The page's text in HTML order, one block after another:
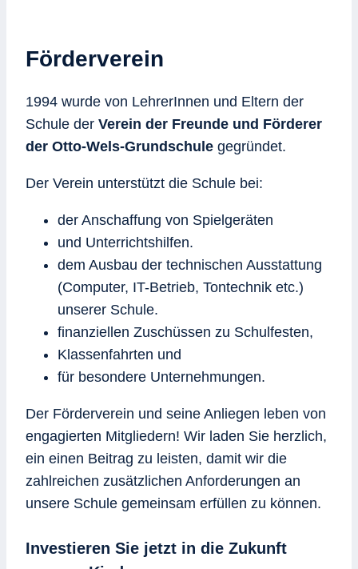
Förderverein
1994 wurde von LehrerInnen und Eltern der
Schule der Verein der Freunde und Förderer
der Otto-Wels-Grundschule gegründet.
Der Verein unterstützt die Schule bei:
der Anschaffung von Spielgeräten
und Unterrichtshilfen.
dem Ausbau der technischen Ausstattung
(Computer, IT-Betrieb, Tontechnik etc.)
unserer Schule.
finanziellen Zuschüssen zu Schulfesten,
Klassenfahrten und
für besondere Unternehmungen.
Der Förderverein und seine Anliegen leben von
engagierten Mitgliedern! Wir laden Sie herzlich,
ein einen Beitrag zu leisten, damit wir die
zahlreichen zusätzlichen Anforderungen an
unsere Schule gemeinsam erfüllen zu können.
Investieren Sie jetzt in die Zukunft